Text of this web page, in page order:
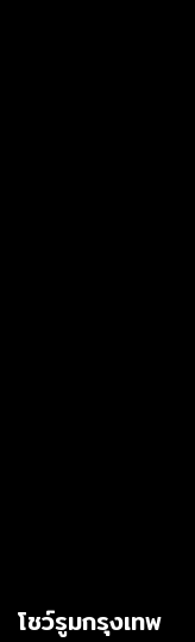
โชว์รูมกรุงเทพ